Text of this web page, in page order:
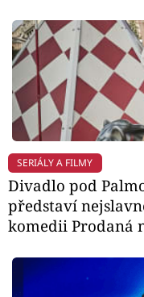
SERIÁLY A FILMY
Divadlo pod
představí
komedii Prodaná